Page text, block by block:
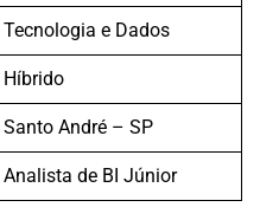
Tecnologia e Dados
Híbrido
Santo André – SP
Analista de BI Júnior